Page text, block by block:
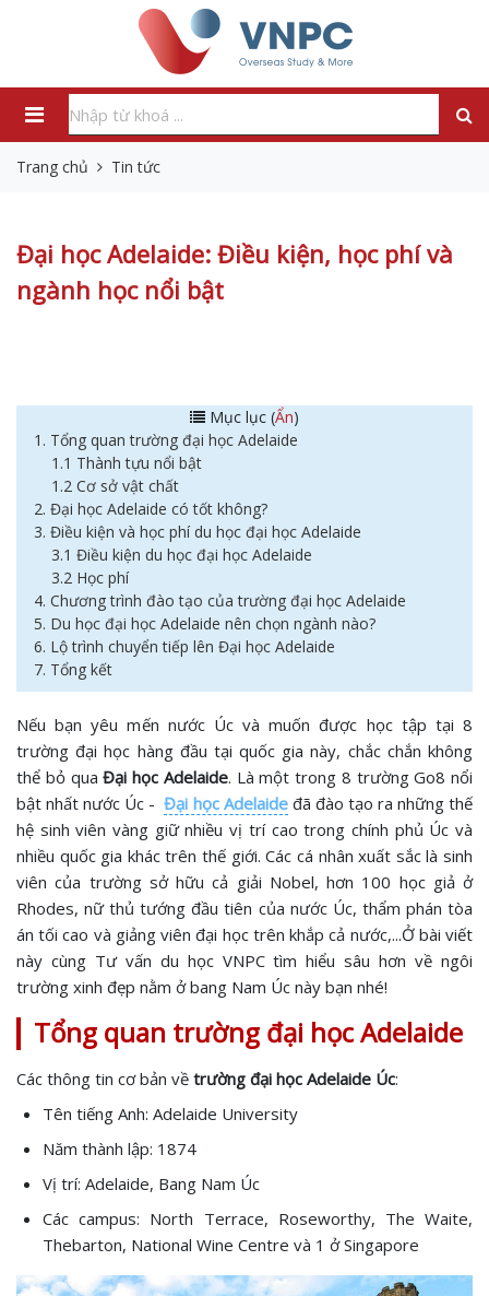
Trang chủ Tin tức
Đại học Adelaide: Điều kiện, học phí và
ngành học nổi bật
Mục lục (Ẩn)
1. Tổng quan trường đại học Adelaide
1.1 Thành tựu nổi bật
1.2 Cơ sở vật chất
2. Đại học Adelaide có tốt không?
3. Điều kiện và học phí du học đại học Adelaide
3.1 Điều kiện du học đại học Adelaide
3.2 Học phí
4. Chương trình đào tạo của trường đại học Adelaide
5. Du học đại học Adelaide nên chọn ngành nào?
6. Lộ trình chuyển tiếp lên Đại học Adelaide
7. Tổng kết
Nếu bạn yêu mến nước Úc và muốn được học tập tại 8
trường đại học hàng đầu tại quốc gia này, chắc chắn không
thể bỏ quaĐại học Adelaide. Là một trong 8 trường Go8 nổi
bật nhất nước Úc -Đại học Adelaideđã đào tạo ra những thế
hệ sinh viên vàng giữ nhiều vị trí cao trong chính phủ Úc và
nhiều quốc gia khác trên thế giới. Các cá nhân xuất sắc là sinh
viên của trường sở hữu cả giải Nobel, hơn 100 học giả ở
Rhodes, nữ thủ tướng đầu tiên của nước Úc, thẩm phán tòa
án tối cao và giảng viên đại học trên khắp cả nước,...Ở bài viết
này cùng Tư vấn du học VNPC tìm hiểu sâu hơn về ngôi
trường xinh đẹp nằm ở bang Nam Úc này bạn nhé!
Tổng quan trường đại học Adelaide
Các thông tin cơ bản về trường đại học Adelaide Úc:
Tên tiếng Anh: Adelaide University
Năm thành lập: 1874
Vị trí: Adelaide, Bang Nam Úc
Các campus: North Terrace, Roseworthy, The Waite,
Thebarton, National Wine Centre và 1 ở Singapore